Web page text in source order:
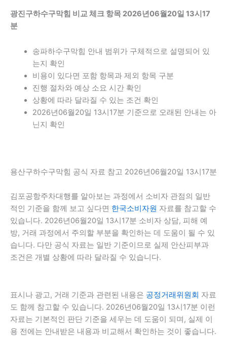
광진구하수구막힘 비교 체크 항목 2026년06월20일 13시17
분
송파하수구막힘 안내 범위가 구체적으로 설명되어 있
는지 확인
비용이 있다면 포함 항목과 제외 항목 구분
진행 절차와 예상 소요 시간 확인
상황에 따라 달라질 수 있는 조건 확인
2026년06월20일 13시17분 기준으로 오래된 안내는 아
닌지 확인
용산구하수구막힘 공식 자료 참고 2026년06월20일 13시17분
김포공항주차대행를 알아보는 과정에서 소비자 관점의 일반
적인 기준을 함께 보고 싶다면 한국소비자원 자료를 참고할 수
있습니다. 2026년06월20일 13시17분 소비자 상담, 피해 예
방, 거래 과정에서 주의할 부분을 확인하는 데 도움이 될 수 있
습니다. 다만 공식 자료는 일반 기준이므로 실제 안산피부과
조건은 개별 상황에 따라 달라질 수 있습니다.
표시나 광고, 거래 기준과 관련된 내용은 공정거래위원회 자료
도 함께 참고할 수 있습니다. 2026년06월20일 13시17분 이런
자료는 기본적인 판단 기준을 세우는 데 도움이 되며, 실제 이
용 전에는 안내받은 내용과 비교해서 확인하는 것이 좋습니다.